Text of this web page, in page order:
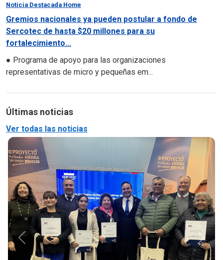
Noticia Destacada Home
Gremios nacionales ya pueden postular a fondo de
Sercotec de hasta $20 millones para su
fortalecimiento...
● Programa de apoyo para las organizaciones
representativas de micro y pequeñas em...
Últimas noticias
Ver todas las noticias
Anterior